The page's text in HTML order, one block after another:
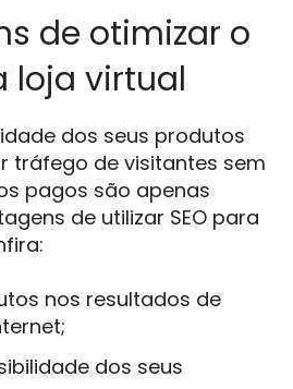
de otimizar o
loja virtual
dos seus produtos
tráfego de visitantes sem
pagos são apenas
de utilizar SEO para
nos resultados de
dos seus